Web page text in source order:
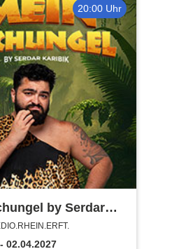
20:00 Uhr
by Serdar
02.04.2027